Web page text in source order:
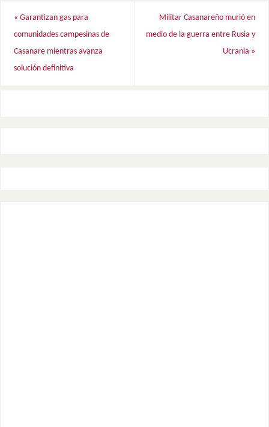
« Garantizan gas para
comunidades campesinas de
Casanare mientras avanza
solución definitiva
Militar Casanareño murió en
medio de la guerra entre Rusia y
Ucrania »